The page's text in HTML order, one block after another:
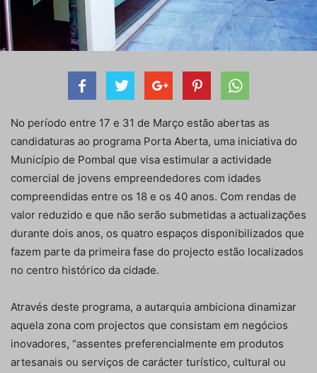
No período entre 17 e 31 de Março estão abertas as
candidaturas ao programa Porta Aberta, uma iniciativa do
Município de Pombal que visa estimular a actividade
comercial de jovens empreendedores com idades
compreendidas entre os 18 e os 40 anos. Com rendas de
valor reduzido e que não serão submetidas a actualizações
durante dois anos, os quatro espaços disponibilizados que
fazem parte da primeira fase do projecto estão localizados
no centro histórico da cidade.
Através deste programa, a autarquia ambiciona dinamizar
aquela zona com projectos que consistam em negócios
inovadores, “assentes preferencialmente em produtos
artesanais ou serviços de carácter turístico, cultural ou